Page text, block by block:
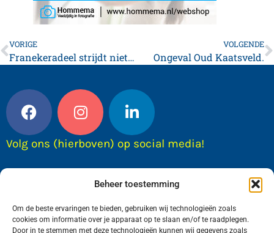
Beheer toestemming
Om de beste ervaringen te bieden, gebruiken wij technologieën zoals
cookies om informatie over je apparaat op te slaan en/of te raadplegen.
Door in te stemmen met deze technologieën kunnen wij gegevens zoals
VORIGE
Franekeradeel strijdt niet langer tegen Omrin
VOLGENDE
Ongeval Oud Kaatsveld.
Volg ons (hierboven) op social media!